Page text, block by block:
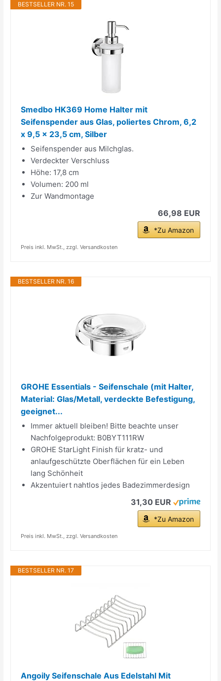
BESTSELLER NR. 15
Smedbo HK369 Home Halter mit
Seifenspender aus Glas, poliertes Chrom, 6,2
x 9,5 x 23,5 cm, Silber
Seifenspender aus Milchglas.
Verdeckter Verschluss
Höhe: 17,8 cm
Volumen: 200 ml
Zur Wandmontage
66,98 EUR
*Zu Amazon
Preis inkl. MwSt., zzgl. Versandkosten
BESTSELLER NR. 16
GROHE Essentials - Seifenschale (mit Halter,
Material: Glas/Metall, verdeckte Befestigung,
geeignet...
Immer aktuell bleiben! Bitte beachte unser
Nachfolgeprodukt: B0BYT111RW
GROHE StarLight Finish für kratz- und
anlaufgeschützte Oberflächen für ein Leben
lang Schönheit
Akzentuiert nahtlos jedes Badezimmerdesign
31,30 EUR
*Zu Amazon
Preis inkl. MwSt., zzgl. Versandkosten
BESTSELLER NR. 17
Angoily Seifenschale Aus Edelstahl Mit